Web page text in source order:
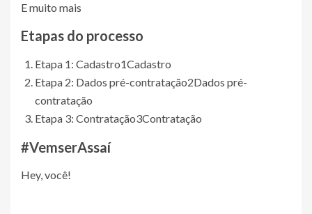
E muito mais
Etapas do processo
Etapa 1: Cadastro1Cadastro
Etapa 2: Dados pré-contratação2Dados pré-
contratação
Etapa 3: Contratação3Contratação
#VemserAssaí
Hey, você!